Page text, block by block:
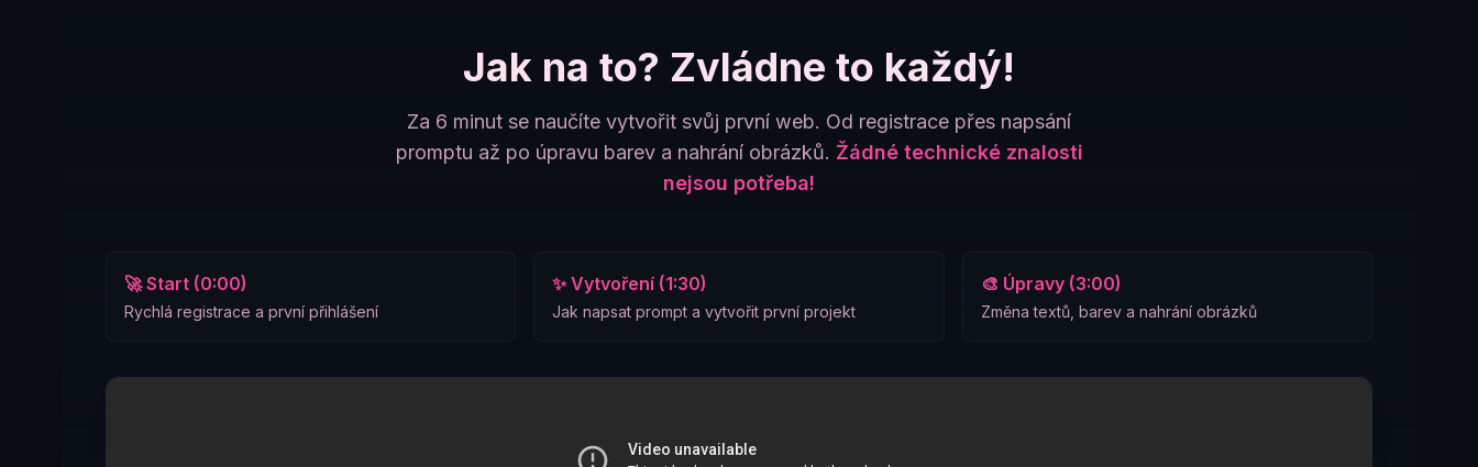
Jak na to? Zvládne to každý!
Za 6 minut se naučíte vytvořit svůj první web. Od registrace přes napsání
promptu až po úpravu barev a nahrání obrázků. Žádné technické znalosti
nejsou potřeba!
🚀 Start (0:00)
Rychlá registrace a první přihlášení
✨ Vytvoření (1:30)
Jak napsat prompt a vytvořit první projekt
🎨 Úpravy (3:00)
Změna textů, barev a nahrání obrázků